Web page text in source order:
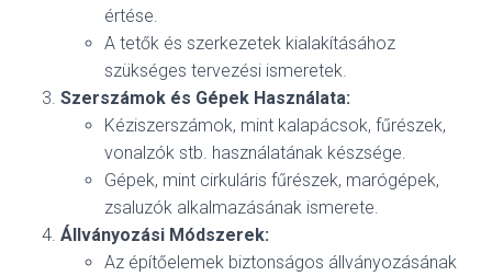
értése.
A tetők és szerkezetek kialakításához
szükséges tervezési ismeretek.
Szerszámok és Gépek Használata:
Kéziszerszámok, mint kalapácsok, fűrészek,
vonalzók stb. használatának készsége.
Gépek, mint cirkuláris fűrészek, marógépek,
zsaluzók alkalmazásának ismerete.
Állványozási Módszerek:
Az építőelemek biztonságos állványozásának